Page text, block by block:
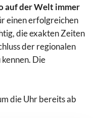
auf der Welt immer
einen erfolgreichen
die exakten Zeiten
der regionalen
kennen. Die
die Uhr bereits ab